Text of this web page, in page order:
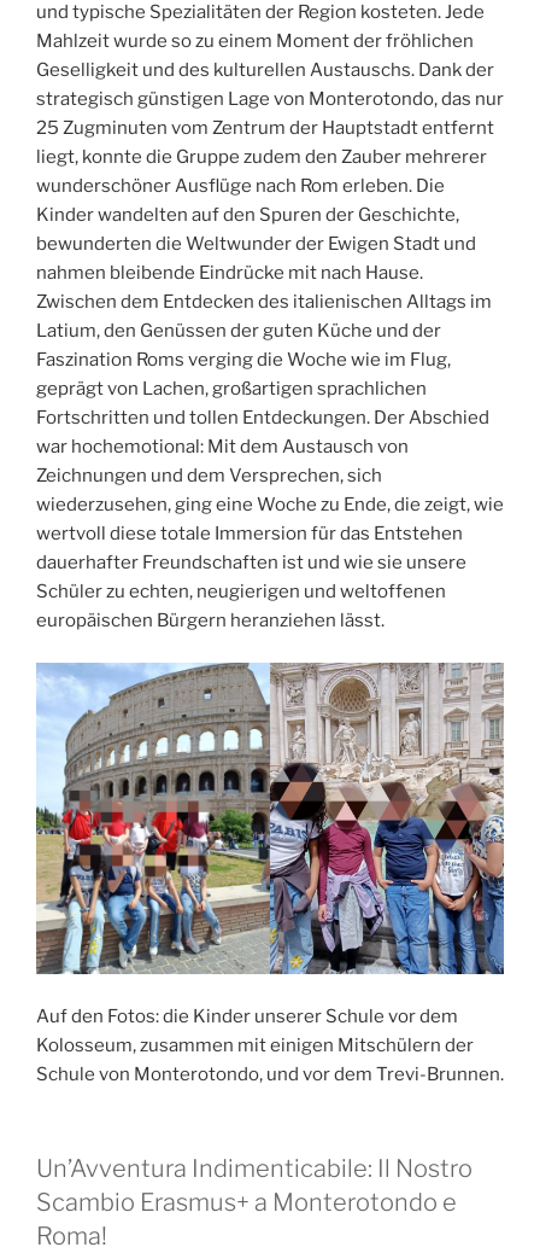
und typische Spezialitäten der Region kosteten. Jede
Mahlzeit wurde so zu einem Moment der fröhlichen
Geselligkeit und des kulturellen Austauschs. Dank der
strategisch günstigen Lage von Monterotondo, das nur
25 Zugminuten vom Zentrum der Hauptstadt entfernt
liegt, konnte die Gruppe zudem den Zauber mehrerer
wunderschöner Ausflüge nach Rom erleben. Die
Kinder wandelten auf den Spuren der Geschichte,
bewunderten die Weltwunder der Ewigen Stadt und
nahmen bleibende Eindrücke mit nach Hause.
Zwischen dem Entdecken des italienischen Alltags im
Latium, den Genüssen der guten Küche und der
Faszination Roms verging die Woche wie im Flug,
geprägt von Lachen, großartigen sprachlichen
Fortschritten und tollen Entdeckungen. Der Abschied
war hochemotional: Mit dem Austausch von
Zeichnungen und dem Versprechen, sich
wiederzusehen, ging eine Woche zu Ende, die zeigt, wie
wertvoll diese totale Immersion für das Entstehen
dauerhafter Freundschaften ist und wie sie unsere
Schüler zu echten, neugierigen und weltoffenen
europäischen Bürgern heranziehen lässt.
Auf den Fotos: die Kinder unserer Schule vor dem
Kolosseum, zusammen mit einigen Mitschülern der
Schule von Monterotondo, und vor dem Trevi-Brunnen.
Un’Avventura Indimenticabile: Il Nostro
Scambio Erasmus+ a Monterotondo e
Roma!